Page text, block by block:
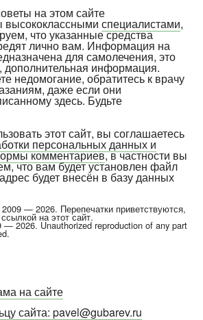
на этом сайте
высококласснымиспециалистами,
что указанные средства
лично вам. Информация на
для самолечения, это
дополнительная информация.
недомогание, обратитесь к врачу
даже если они
здесь. Будьте
этот сайт, вы соглашаетесь
персональных данных и
комментариев, в частности вы
что вам будет установлен файл
будет внесён в базу данных
— 2026. Перепечатки приветствуются,
на этот сайт.
— 2026. Unauthorized reproduction of any part
на сайте
сайта: pavel@gubarev.ru